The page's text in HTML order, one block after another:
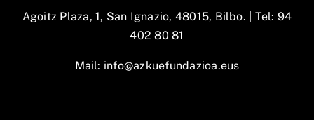
Agoitz Plaza, 1, San Ignazio, 48015, Bilbo. | Tel: 94
402 80 81
Mail: info@azkuefundazioa.eus